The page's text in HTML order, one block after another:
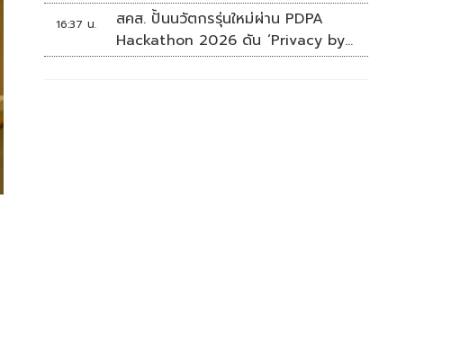
16:37 น.
สคส. ปั้นนวัตกรรุ่นใหม่ผ่าน PDPA
Hackathon 2026 ดัน ‘Privacy by
Design for all’ สู่โซลูชันคุ้มครอง